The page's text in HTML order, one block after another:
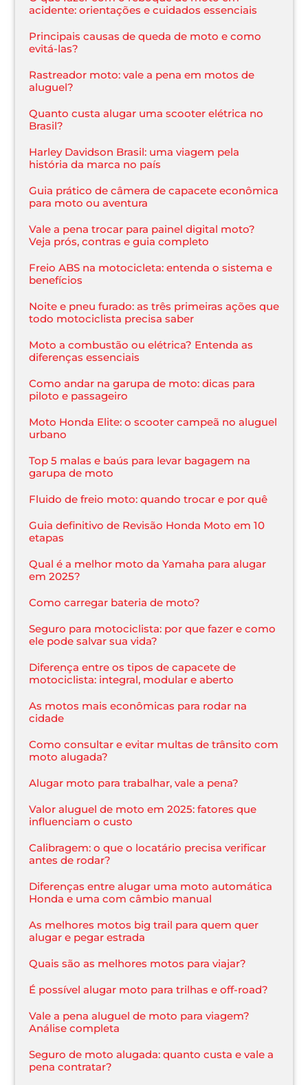
acidente: orientações e cuidados essenciais
Principais causas de queda de moto e como
evitá-las?
Rastreador moto: vale a pena em motos de
aluguel?
Quanto custa alugar uma scooter elétrica no
Brasil?
Harley Davidson Brasil: uma viagem pela
história da marca no país
Guia prático de câmera de capacete econômica
para moto ou aventura
Vale a pena trocar para painel digital moto?
Veja prós, contras e guia completo
Freio ABS na motocicleta: entenda o sistema e
benefícios
Noite e pneu furado: as três primeiras ações que
todo motociclista precisa saber
Moto a combustão ou elétrica? Entenda as
diferenças essenciais
Como andar na garupa de moto: dicas para
piloto e passageiro
Moto Honda Elite: o scooter campeã no aluguel
urbano
Top 5 malas e baús para levar bagagem na
garupa de moto
Fluido de freio moto: quando trocar e por quê
Guia definitivo de Revisão Honda Moto em 10
etapas
Qual é a melhor moto da Yamaha para alugar
em 2025?
Como carregar bateria de moto?
Seguro para motociclista: por que fazer e como
ele pode salvar sua vida?
Diferença entre os tipos de capacete de
motociclista: integral, modular e aberto
As motos mais econômicas para rodar na
cidade
Como consultar e evitar multas de trânsito com
moto alugada?
Alugar moto para trabalhar, vale a pena?
Valor aluguel de moto em 2025: fatores que
influenciam o custo
Calibragem: o que o locatário precisa verificar
antes de rodar?
Diferenças entre alugar uma moto automática
Honda e uma com câmbio manual
As melhores motos big trail para quem quer
alugar e pegar estrada
Quais são as melhores motos para viajar?
É possível alugar moto para trilhas e off-road?
Vale a pena aluguel de moto para viagem?
Análise completa​
Seguro de moto alugada: quanto custa e vale a
pena contratar?